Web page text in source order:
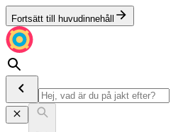
Fortsätt till huvudinnehåll